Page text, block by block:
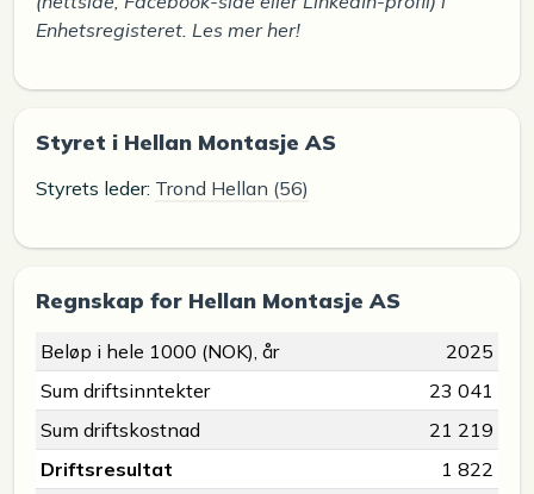
Enhetsregisteret. Les mer her!
Styret i Hellan Montasje AS
Styrets leder: Trond Hellan (56)
Regnskap for Hellan Montasje AS
Beløp i hele 1000 (NOK), år
2025
Sum driftsinntekter
23 041
Sum driftskostnad
21 219
Driftsresultat
1 822